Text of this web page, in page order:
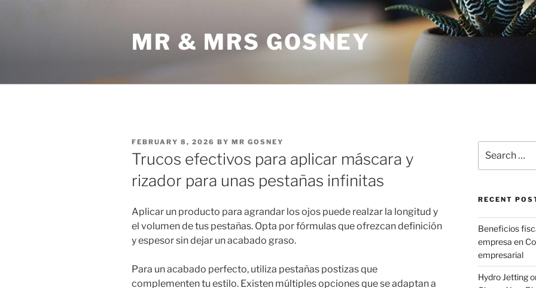
MR & MRS GOSNEY
POSTED
ON
FEBRUARY 8, 2026 BY MR GOSNEY
Trucos efectivos para aplicar máscara y
rizador para unas pestañas infinitas
Aplicar un producto para agrandar los ojos puede realzar la longitud y
el volumen de tus pestañas. Opta por fórmulas que ofrezcan definición
y espesor sin dejar un acabado graso.
Para un acabado perfecto, utiliza pestañas postizas que
complementen tu estilo. Existen múltiples opciones que se adaptan a
for:
RECENT
Beneficios
empresa en
empresarial
Hydro Jetting